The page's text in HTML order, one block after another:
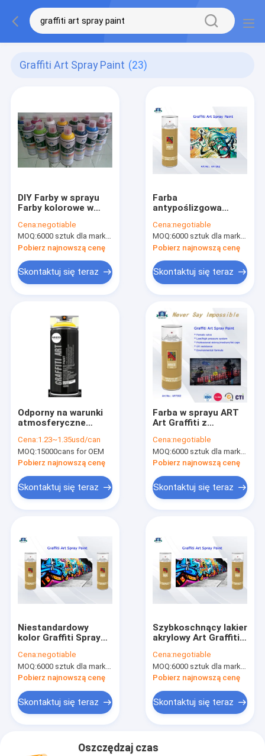
Graffiti Art Spray Paint (23)
DIY Farby w sprayu
Farby kolorowe w
Czerwone, fioletowe
złoto
Cena:negotiable
MOQ:6000 sztuk dla marki Aristo, 15000 sztuk dla marki klienta
Pobierz najnowszą cenę
Skontaktuj się teraz
Farba
antypoślizgowa
atmosferyczne dla
Graffiti Pink Purple
Red Colorful
Cena:negotiable
MOQ:6000 sztuk dla marki Aristo, 15000 sztuk dla marki klienta
Pobierz najnowszą cenę
Skontaktuj się teraz
Odporny na warunki
atmosferyczne
słabym zapachu i
wysokim kryciu
Cena:1.23~1.35usd/can
MOQ:15000cans for OEM
Pobierz najnowszą cenę
Skontaktuj się teraz
Farba w sprayu ART
Art Graffiti z
formułą i
profesjonalnym
systemem zaworów
Cena:negotiable
MOQ:6000 sztuk dla marki Aristo, 15000 sztuk dla marki klienta
Pobierz najnowszą cenę
Skontaktuj się teraz
Niestandardowy
kolor Graffiti Spray
CTI Akryl
Cena:negotiable
MOQ:6000 sztuk dla marki Aristo, 15000 sztuk dla marki klienta
Pobierz najnowszą cenę
Skontaktuj się teraz
Szybkoschnący lakier
akrylowy Art Graffiti
niskie / wysokie
ciśnienie
Cena:negotiable
MOQ:6000 sztuk dla marki Aristo, 15000 sztuk dla marki klienta
Pobierz najnowszą cenę
Skontaktuj się teraz
Oszczędzaj czas